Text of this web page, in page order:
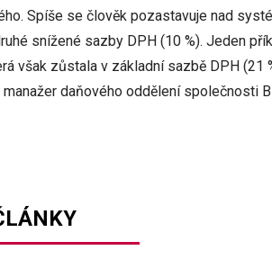
Spíše se člověk pozastavuje nad
snížené sazby DPH (10 %). Jeden
však zůstala v základní sazbě DPH (21
manažer daňového oddělení společnosti